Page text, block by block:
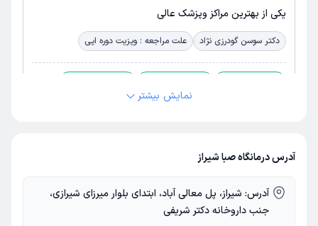
یکی از بهترین مراکز و‌پزشک عالی
دکتر سوسن گودرزی نژاد علت مراجعه : ویزیت دوره ایی
تعرفه مناسب
این
را پیشنهاد میکنم
زمان انتظار:
15-45 دقیقه
نمایش بیشتر
آدرس درمانگاه صبا شیراز
آدرس: شیراز، پل معالی آباد، ابتدای بلوار میرزای شیرازی،
جنب داروخانه دکتر شریفی